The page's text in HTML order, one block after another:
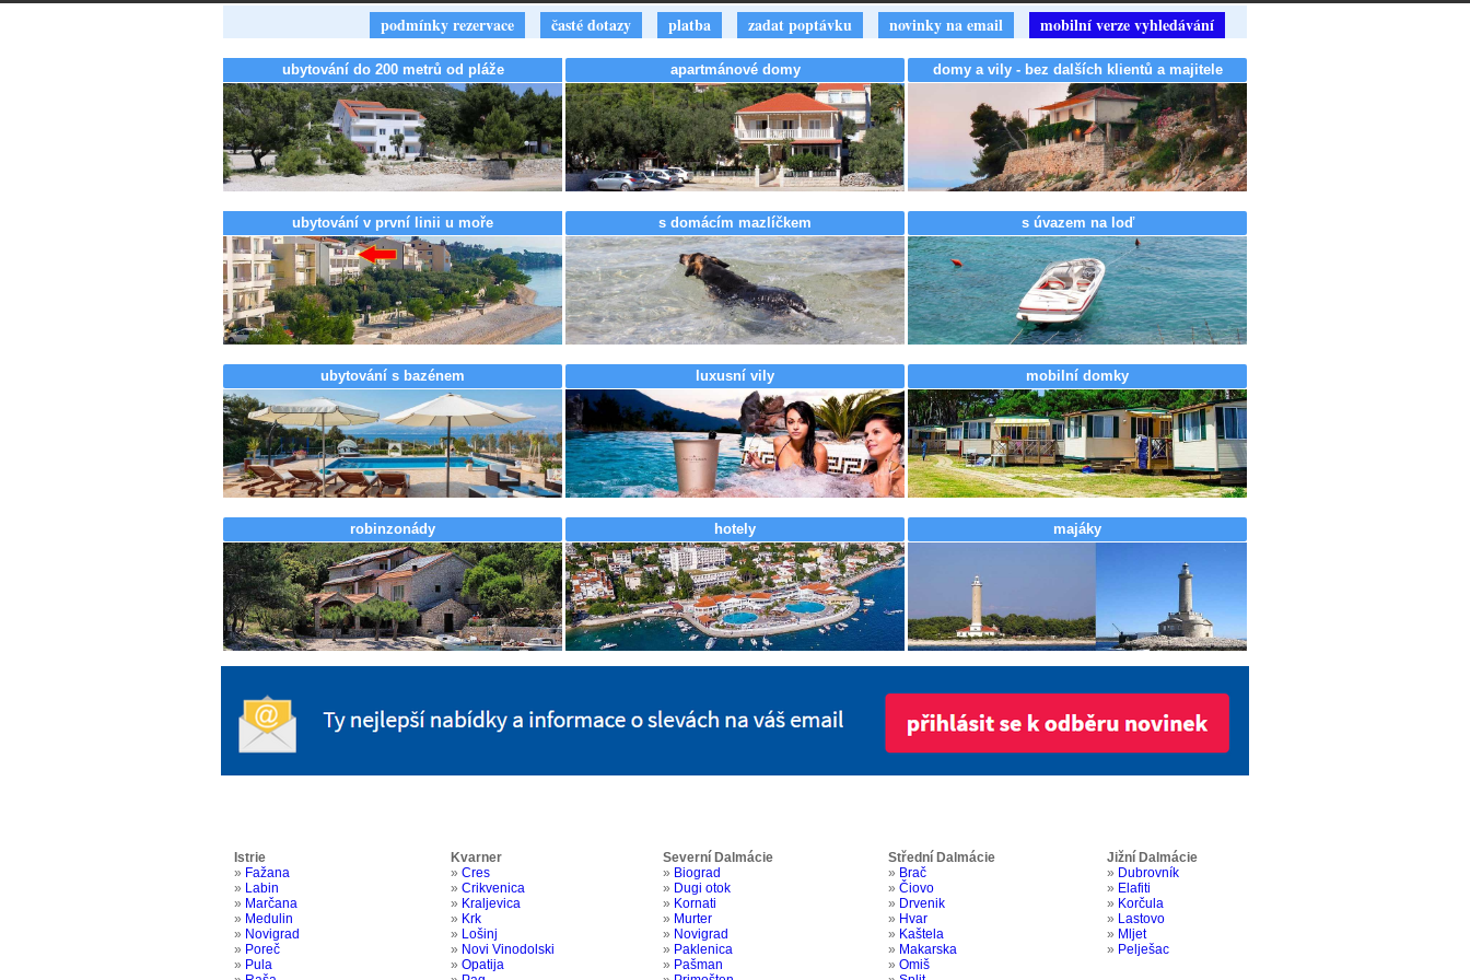
podmínky rezervace časté dotazy platba zadat poptávku novinky na email mobilní verze vyhledávání
ubytování do 200 metrů od pláže apartmánové domy domy a vily - bez dalších klientů a majitele
ubytování v první linii u moře s domácím mazlíčkem s úvazem na loď
ubytování s bazénem luxusní vily mobilní domky
robinzonády hotely majáky
Istrie Kvarner Severní Dalmácie Střední Dalmácie
Jižní Dalmácie
» Fažana » Cres » Biograd » Brač » Dubrovník
» Labin » Crikvenica » Dugi otok » Čiovo » Elafiti
» Marčana » Kraljevica » Kornati » Drvenik » Korčula
» Medulin » Krk » Murter » Hvar » Lastovo
» Novigrad » Lošinj » Novigrad » Kaštela » Mljet
» Poreč » Novi Vinodolski » Paklenica » Makarska » Pelješac
» Pula » Opatija » Pašman » Omiš